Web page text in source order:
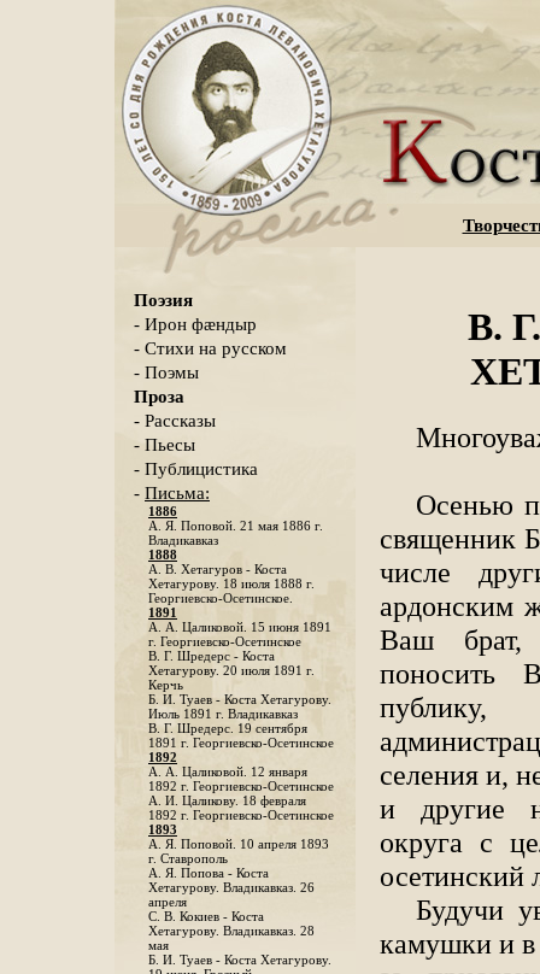
Поэзия
- Ирон фæндыр
- Стихи на русском
- Поэмы
Проза
- Рассказы
- Пьесы
- Публицистика
- Письма:
1886
А. Я. Поповой. 21 мая 1886 г.
Владикавказ
1888
A. В. Хетагуров - Коста
Хетагурову. 18 июля 1888 г.
Георгиевско-Осетинское.
1891
А. А. Цаликовой. 15 июня 1891
г. Георгиевско-Осетинское
B. Г. Шредерс - Коста
Хетагурову. 20 июля 1891 г.
Керчь
Б. И. Туаев - Коста Хетагурову.
Июль 1891 г. Владикавказ
В. Г. Шредерс. 19 сентября
1891 г. Георгиевско-Осетинское
1892
А. А. Цаликовой. 12 января
1892 г. Георгиевско-Осетинское
А. И. Цаликову. 18 февраля
1892 г. Георгиевско-Осетинское
1893
А. Я. Поповой. 10 апреля 1893
г. Ставрополь
A. Я. Попова - Коста
Хетагурову. Владикавказ. 26
апреля
С. В. Кокиев - Коста
Хетагурову. Владикавказ. 28
мая
Б. И. Туаев - Коста Хетагурову.
В.
Осенью
священник
числе
ардонским
Ваш брат,
поносить
селения и,
и другие
округа с
осетинский
Будучи
камушки и в